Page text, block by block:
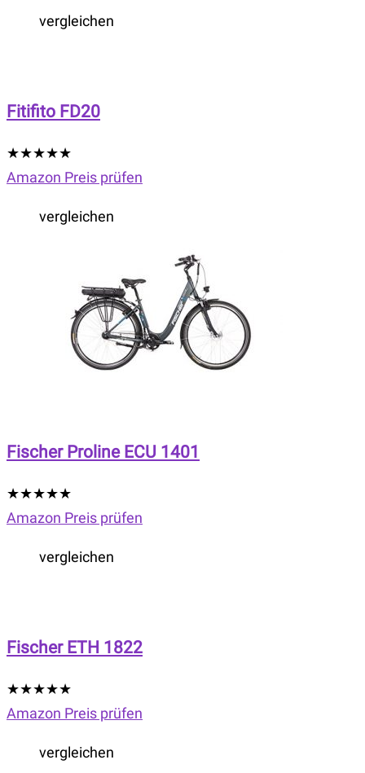
vergleichen
Fitifito FD20
★★★★★
Amazon Preis prüfen
vergleichen
Fischer Proline ECU 1401
★★★★★
Amazon Preis prüfen
vergleichen
Fischer ETH 1822
★★★★★
Amazon Preis prüfen
vergleichen